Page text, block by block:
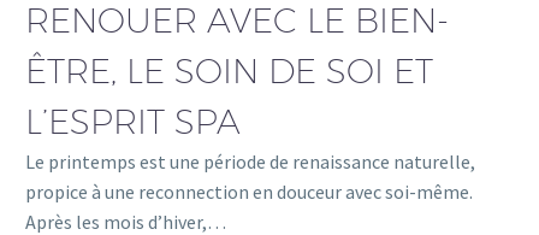
RENOUER AVEC LE BIEN-
ÊTRE, LE SOIN DE SOI ET
L’ESPRIT SPA
Le printemps est une période de renaissance naturelle,
propice à une reconnection en douceur avec soi-même.
Après les mois d’hiver,…